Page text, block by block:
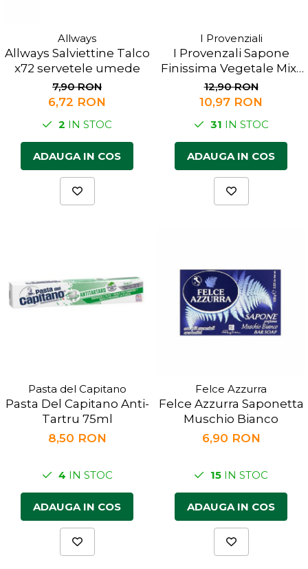
Allways
Allways Salviettine Talco
x72 servetele umede
7,90 RON
6,72 RON
2 IN STOC
ADAUGA IN COS
I Provenziali
I Provenzali Sapone
Finissima Vegetale Mixt
100g
12,90 RON
10,97 RON
31 IN STOC
ADAUGA IN COS
Pasta del Capitano
Pasta Del Capitano Anti-
Tartru 75ml
8,50 RON
4 IN STOC
ADAUGA IN COS
Felce Azzurra
Felce Azzurra Saponetta
Muschio Bianco
6,90 RON
15 IN STOC
ADAUGA IN COS